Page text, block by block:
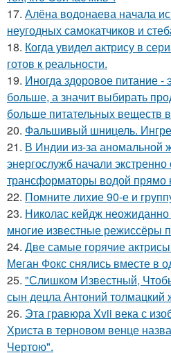
17. Алёна водонаева начала
неугодных самокатчиков и
18. Когда увидел актрису в
готов к реальности.
19. Иногда здоровое питание -
больше, а значит выбирать
больше питательных веществ
20. Фальшивый шницель.
21. В Индии из-за аномальной
энергослужб начали
трансформаторы водой прямо
22. Помните лихие 90-е и
23. Николас кейдж неожиданно
многие известные режиссёры
24. Две самые горячие
Меган Фокс снялись вместе в
25. "Слишком Известный,
сын децла Антоний толмацкий
26. Эта гравюра Xvii века с
Христа в терновом венце
Чертою".